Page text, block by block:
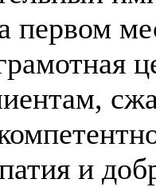
первом
и